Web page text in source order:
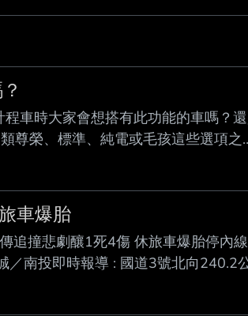
車時大家會想搭有此功能的車嗎？
尊榮、標準、純電或毛孩這些選項之
安全帶達人能分享看法的？ --
車爆胎
追撞悲劇釀1死4傷 休旅車爆胎停內
南投即時報導 : 國道3號北向240.2
停在 內 : 側車道，後方車輛疑未注意